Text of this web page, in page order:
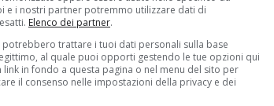
Fiss (Federazione Italiana di
indagini sul rapporto degli italiani con il
su due (il 45% degli intervistati) afferma di
non mantenere l’erezione nell’indossarlo
comporta fare sesso senza precauzioni
e i nostri partner potremmo utilizzare dati di
Elenco dei partner.
trattare i tuoi dati personali sulla base
al quale puoi opporti gestendo le tue opzioni qui
link in fondo a questa pagina o nel menu del sito per
il consenso nelle impostazioni della privacy e dei